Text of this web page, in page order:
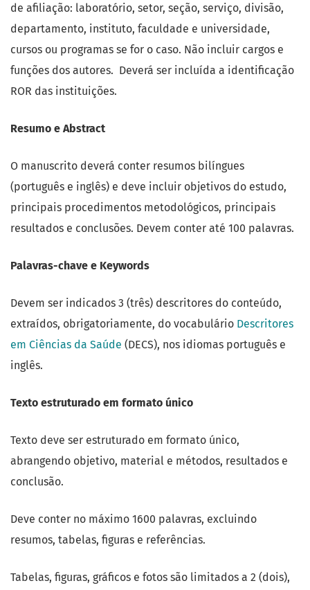
de afiliação: laboratório, setor, seção, serviço, divisão,
departamento, instituto, faculdade e universidade,
cursos ou programas se for o caso. Não incluir cargos e
funções dos autores. Deverá ser incluída a identificação
ROR das instituições.
Resumo e Abstract
O manuscrito deverá conter resumos bilíngues
(português e inglês) e deve incluir objetivos do estudo,
principais procedimentos metodológicos, principais
resultados e conclusões. Devem conter até 100 palavras.
Palavras-chave e Keywords
Devem ser indicados 3 (três) descritores do conteúdo,
extraídos, obrigatoriamente, do vocabulário Descritores
em Ciências da Saúde (DECS), nos idiomas português e
inglês.
Texto estruturado em formato único
Texto deve ser estruturado em formato único,
abrangendo objetivo, material e métodos, resultados e
conclusão.
Deve conter no máximo 1600 palavras, excluindo
resumos, tabelas, figuras e referências.
Tabelas, figuras, gráficos e fotos são limitados a 2 (dois),